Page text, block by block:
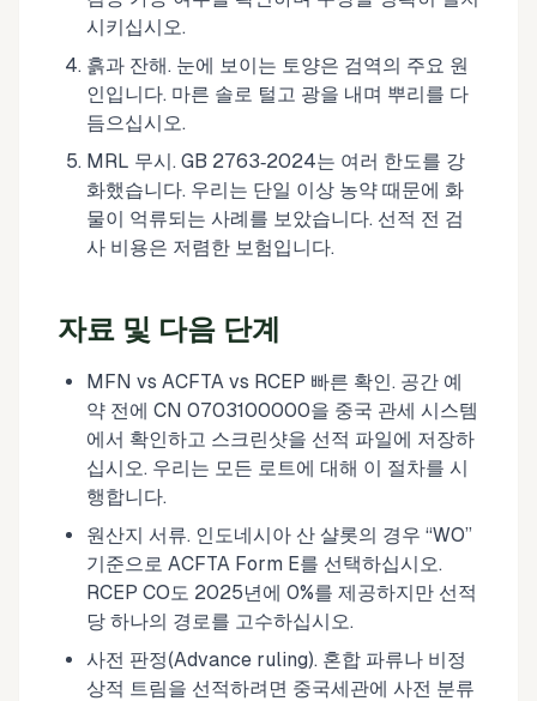
시키십시오.
흙과 잔해. 눈에 보이는 토양은 검역의 주요 원
인입니다. 마른 솔로 털고 광을 내며 뿌리를 다
듬으십시오.
MRL 무시. GB 2763‑2024는 여러 한도를 강
화했습니다. 우리는 단일 이상 농약 때문에 화
물이 억류되는 사례를 보았습니다. 선적 전 검
사 비용은 저렴한 보험입니다.
자료 및 다음 단계
MFN vs ACFTA vs RCEP 빠른 확인. 공간 예
약 전에 CN 0703100000을 중국 관세 시스템
에서 확인하고 스크린샷을 선적 파일에 저장하
십시오. 우리는 모든 로트에 대해 이 절차를 시
행합니다.
원산지 서류. 인도네시아 산 샬롯의 경우 “WO”
기준으로 ACFTA Form E를 선택하십시오.
RCEP CO도 2025년에 0%를 제공하지만 선적
당 하나의 경로를 고수하십시오.
사전 판정(Advance ruling). 혼합 파류나 비정
상적 트림을 선적하려면 중국세관에 사전 분류